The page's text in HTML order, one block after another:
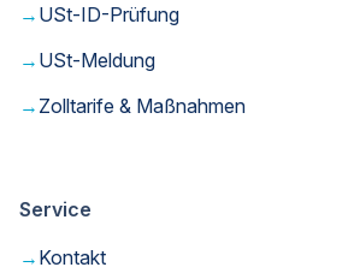
→ USt-ID-Prüfung
→ USt-Meldung
→ Zolltarife & Maßnahmen
Service
→ Kontakt